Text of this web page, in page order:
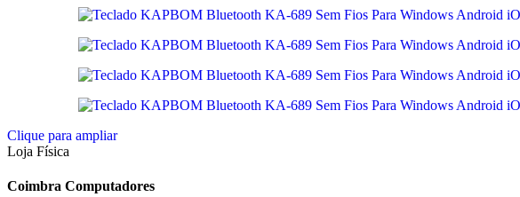
Clique para ampliar
Loja Física
Coimbra Computadores